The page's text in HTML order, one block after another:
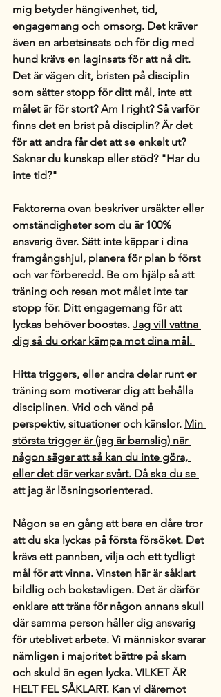
mig betyder hängivenhet, tid,
engagemang och omsorg. Det kräver
även en arbetsinsats och för dig med
hund krävs en laginsats för att nå dit.
Det är vägen dit, bristen på disciplin
som sätter stopp för ditt mål, inte att
målet är för stort? Am I right? Så varför
finns det en brist på disciplin? Är det
för att andra får det att se enkelt ut?
Saknar du kunskap eller stöd? "Har du
inte tid?"
Faktorerna ovan beskriver ursäkter eller
omständigheter som du är 100%
ansvarig över. Sätt inte käppar i dina
framgångshjul, planera för plan b först
och var förberedd. Be om hjälp så att
träning och resan mot målet inte tar
stopp för. Ditt engagemang för att
lyckas behöver boostas. Jag vill vattna
dig så du orkar kämpa mot dina mål.
Hitta triggers, eller andra delar runt er
träning som motiverar dig att behålla
disciplinen. Vrid och vänd på
perspektiv, situationer och känslor. Min
största trigger är (jag är barnslig) när
någon säger att så kan du inte göra,
eller det där verkar svårt. Då ska du se
att jag är lösningsorienterad.
Någon sa en gång att bara en dåre tror
att du ska lyckas på första försöket. Det
krävs ett pannben, vilja och ett tydligt
mål för att vinna. Vinsten här är såklart
bildlig och bokstavligen. Det är därför
enklare att träna för någon annans skull
där samma person håller dig ansvarig
för uteblivet arbete. Vi människor svarar
nämligen i majoritet bättre på skam
och skuld än egen lycka. VILKET ÄR
HELT FEL SÅKLART. Kan vi däremot